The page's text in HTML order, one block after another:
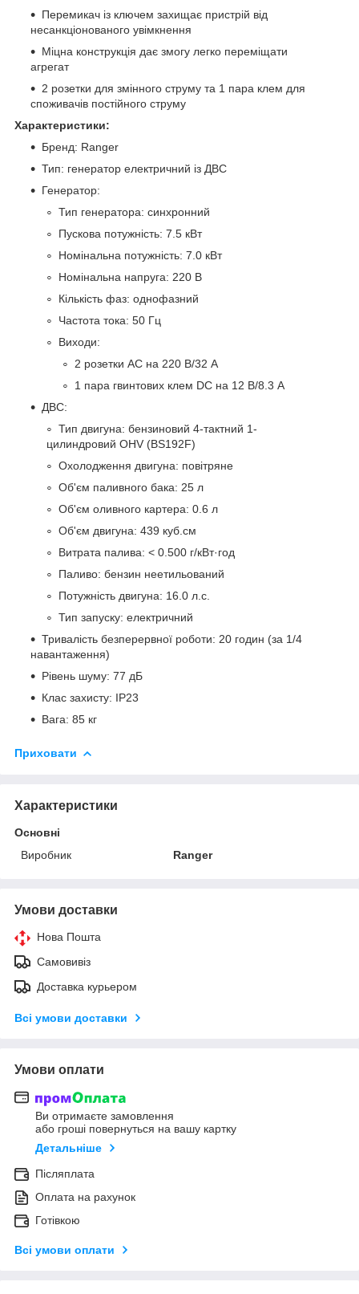
Перемикач із ключем захищає пристрій від
несанкціонованого увімкнення
Міцна конструкція дає змогу легко переміщати
агрегат
2 розетки для змінного струму та 1 пара клем для
споживачів постійного струму
Характеристики:
Бренд: Ranger
Тип: генератор електричний із ДВС
Генератор:
Тип генератора: синхронний
Пускова потужність: 7.5 кВт
Номінальна потужність: 7.0 кВт
Номінальна напруга: 220 В
Кількість фаз: однофазний
Частота тока: 50 Гц
Виходи:
2 розетки AC на 220 В/32 А
1 пара гвинтових клем DC на 12 В/8.3 А
ДВС:
Тип двигуна: бензиновий 4-тактний 1-
цилиндровий OHV (BS192F)
Охолодження двигуна: повітряне
Об'єм паливного бака: 25 л
Об'єм оливного картера: 0.6 л
Об'єм двигуна: 439 куб.см
Витрата палива: < 0.500 г/кВт·год
Паливо: бензин неетильований
Потужність двигуна: 16.0 л.с.
Тип запуску: електричний
Тривалість безперервної роботи: 20 годин (за 1/4
навантаження)
Рівень шуму: 77 дБ
Клас захисту: IP23
Вага: 85 кг
Приховати
Характеристики
Основні
Виробник
Ranger
Умови доставки
Нова Пошта
Самовивіз
Доставка курьером
Всі умови доставки
Умови оплати
Ви отримаєте замовлення
або гроші повернуться на вашу картку
Детальніше
Післяплата
Оплата на рахунок
Готівкою
Всі умови оплати